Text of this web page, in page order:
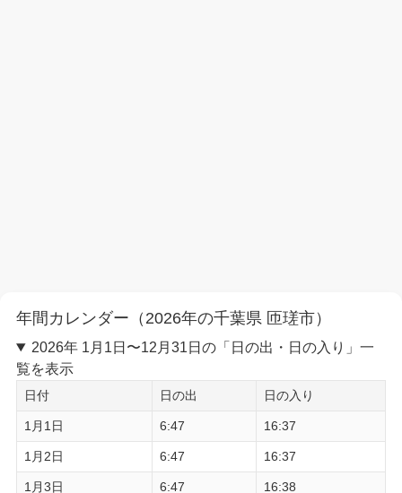
年間カレンダー（2026年の千葉県 匝瑳市）
2026年 1月1日〜12月31日の「日の出・日の入り」一
覧を表示
日付 日の出 日の入り
1月1日 6:47 16:37
1月2日 6:47 16:37
1月3日 6:47 16:38